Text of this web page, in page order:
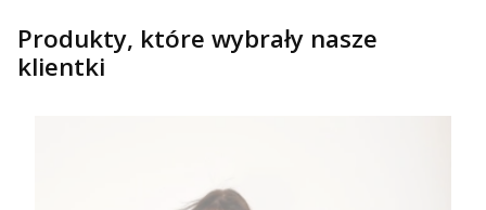
Produkty, które wybrały nasze
klientki